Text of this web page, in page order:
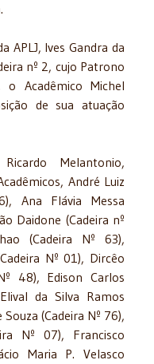
APLJ, Ives Gandra da
nº 2, cujo Patrono
Acadêmico Michel
de sua atuação
Melantonio,
André Luiz
Ana Flávia Messa
Daidone (Cadeira nº
(Cadeira Nº 63),
Nº 01), Dircêo
48), Edison Carlos
da Silva Ramos
(Cadeira Nº 76),
Nº 07), Francisco
Maria P. Velasco